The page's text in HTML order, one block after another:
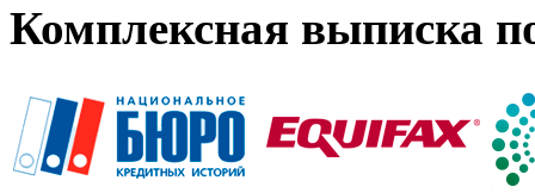
Комплексная выписка